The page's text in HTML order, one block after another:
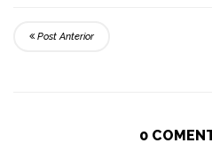
Post Anterior
0